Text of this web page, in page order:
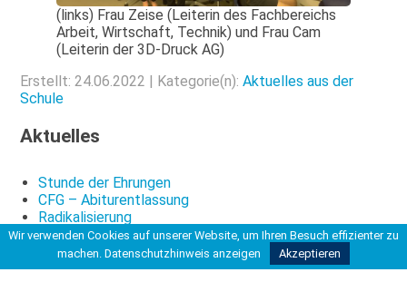
(links) Frau Zeise (Leiterin des Fachbereichs
Arbeit, Wirtschaft, Technik) und Frau Cam
(Leiterin der 3D-Druck AG)
Erstellt: 24.06.2022 | Kategorie(n):Aktuelles aus der
Schule
Aktuelles
Stunde der Ehrungen
CFG – Abiturentlassung
Radikalisierung
Wir verwenden Cookies auf unserer Website, um Ihren Besuch effizienter zu
machen. Datenschutzhinweis anzeigen Akzeptieren